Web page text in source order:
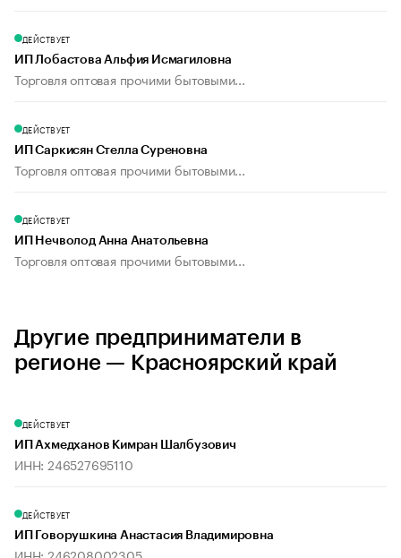
ДЕЙСТВУЕТ
ИП Лобастова Альфия Исмагиловна
Торговля оптовая прочими бытовыми...
ДЕЙСТВУЕТ
ИП Саркисян Стелла Суреновна
Торговля оптовая прочими бытовыми...
ДЕЙСТВУЕТ
ИП Нечволод Анна Анатольевна
Торговля оптовая прочими бытовыми...
Другие предприниматели в
регионе — Красноярский край
ДЕЙСТВУЕТ
ИП Ахмедханов Кимран Шалбузович
ИНН: 246527695110
ДЕЙСТВУЕТ
ИП Говорушкина Анастасия Владимировна